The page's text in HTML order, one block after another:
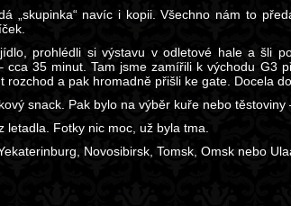
„skupinka“ navíc i kopii. Všechno nám to
prohlédli si výstavu v odletové hale a šli
35 minut. Tam jsme zamířili k východu G3
rozchod a pak hromadně přišli ke gate. Docela
snack. Pak bylo na výběr kuře nebo
letadla. Fotky nic moc, už byla tma.
Novosibirsk, Tomsk, Omsk nebo